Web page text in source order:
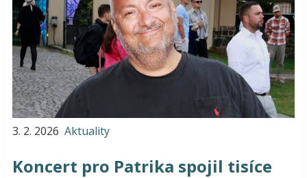
3. 2. 2026 Aktuality
Koncert pro Patrika spojil tisíce